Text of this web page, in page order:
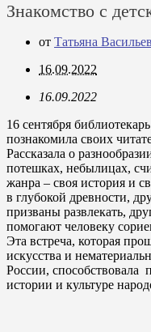
Знакомство с
от Татьяна
16.09.2022
16.09.2022
16 сентября
познакомила своих
Рассказала о
потешках, небылицах,
жанра – своя история и
в глубокой древности,
призваны развлекать,
помогают человеку
Эта встреча, которая
искусства и
России, способствовала
истории и культуре